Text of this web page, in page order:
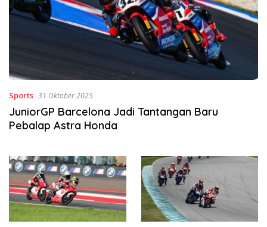
Sports 31 Oktober 2025
JuniorGP Barcelona Jadi Tantangan Baru
Pebalap Astra Honda